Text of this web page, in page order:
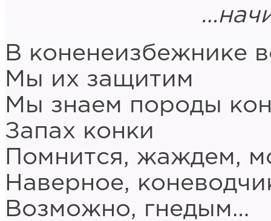
В коненеизбежнике
Мы их защитим
Мы знаем породы
Запах конки
Помнится, жаждем,
Наверное,
Возможно, гнедым…